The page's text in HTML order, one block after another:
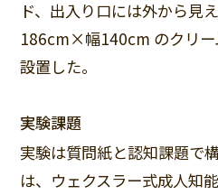
ド、出入り口には外から見
186cm×幅140cm のクリー
設置した。
実験課題
実験は質問紙と認知課題で
は、ウェクスラー式成人知